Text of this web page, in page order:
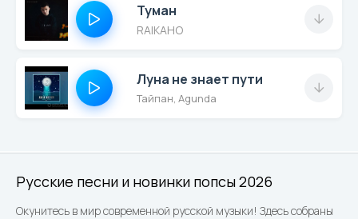
Русские песни и новинки попсы 2026
Окунитесь в мир современной русской музыки! Здесь собраны
Туман
RAIKAHO
Луна не знает пути
Тайпан, Agunda